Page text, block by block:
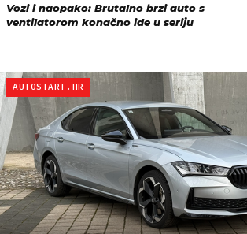
Vozi i naopako: Brutalno brzi auto s
ventilatorom konačno ide u seriju
AUTOSTART.HR